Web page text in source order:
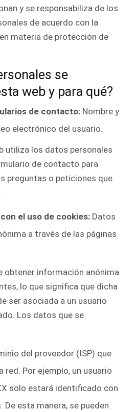
y se responsabiliza de los
de acuerdo con la
materia de protección de
se
web y para qué?
de contacto: Nombre y
electrónico del usuario.
utiliza los datos personales
de contacto para
preguntas o peticiones que
el uso de cookies: Datos
a través de las páginas
obtener información anónima
lo que significa que dicha
ser asociada a un usuario
Los datos que se
del proveedor (ISP) que
red. Por ejemplo, un usuario
solo estará identificado con
De esta manera, se pueden